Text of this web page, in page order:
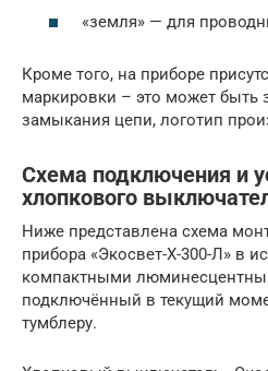
«земля» — для
Кроме того, на приборе
маркировки – это может быть
замыкания цепи, логотип
Схема подключения и
хлопкового
Ниже представлена схема
прибора «Экосвет-Х-300-Л» в
компактными
подключённый в текущий
тумблеру.